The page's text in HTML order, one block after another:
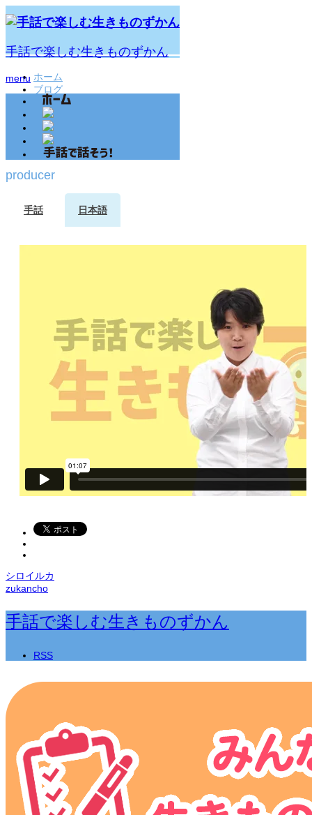
手話で楽しむ生きものずかん
menu ホーム
ブログ
producer
2020.10.14
producer
手話 日本語
シロイルカ
zukancho
手話で楽しむ生きものずかん
RSS